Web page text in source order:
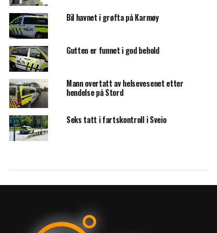
Bil havnet i grøfta på Karmøy
Gutten er funnet i god behold
Mann overtatt av helsevesenet etter
hendelse på Stord
Seks tatt i fartskontroll i Sveio